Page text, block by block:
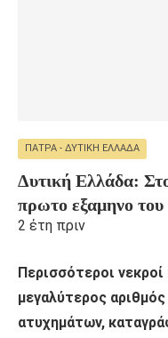
ΠΆΤΡΑ - ΔΥΤΙΚΉ ΕΛΛΆΔΑ
Δυτική Ελλάδα:
πρωτο εξαμηνο
2 έτη πριν
Περισσότεροι
μεγαλύτερος
ατυχημάτων,